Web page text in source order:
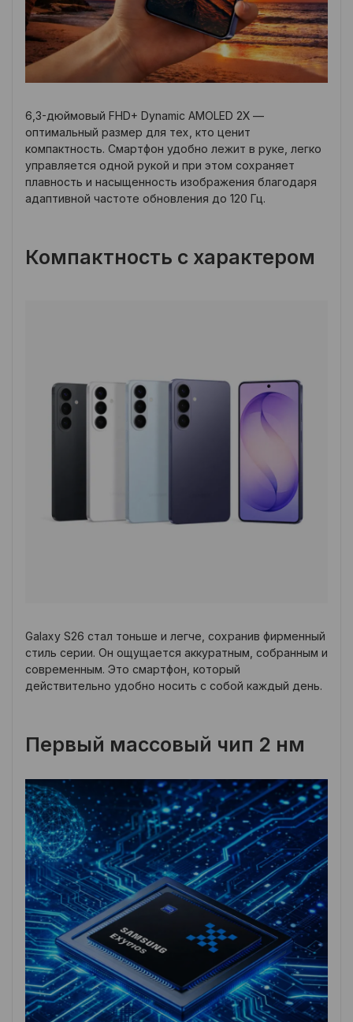
6,3-дюймовый FHD+ Dynamic AMOLED 2X —
оптимальный размер для тех, кто ценит
компактность. Смартфон удобно лежит в руке, легко
управляется одной рукой и при этом сохраняет
плавность и насыщенность изображения благодаря
адаптивной частоте обновления до 120 Гц.
Компактность с характером
Galaxy S26 стал тоньше и легче, сохранив фирменный
стиль серии. Он ощущается аккуратным, собранным и
современным. Это смартфон, который
действительно удобно носить с собой каждый день.
Первый массовый чип 2 нм